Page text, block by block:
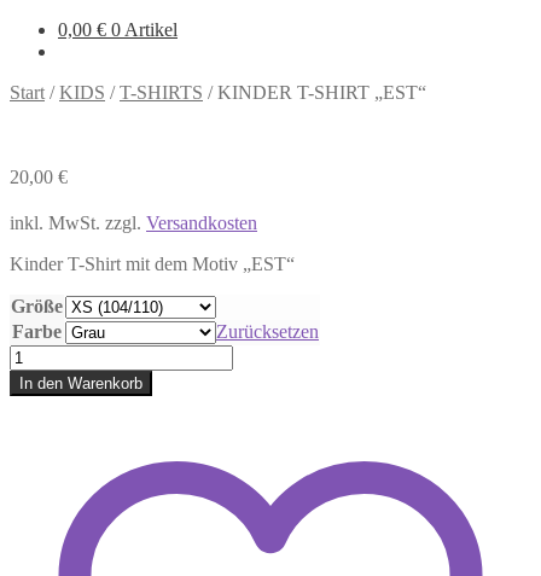
0,00 € 0 Artikel
Start /KIDS /T-SHIRTS /KINDER T-SHIRT „EST“
20,00 €
inkl. MwSt. zzgl. Versandkosten
Kinder T-Shirt mit dem Motiv „EST“
Größe
Farbe
Zurücksetzen
KINDER
T-
SHIRT
In den Warenkorb